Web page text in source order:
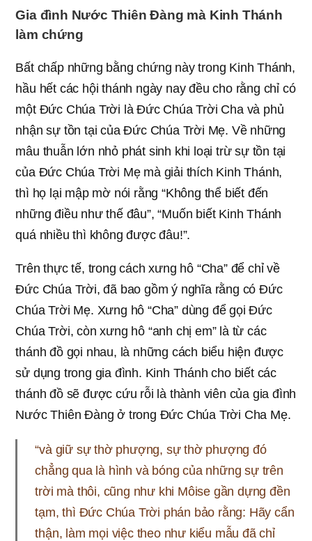
Gia đình Nước Thiên Đàng mà Kinh Thánh
làm chứng
Bất chấp những bằng chứng này trong Kinh Thánh,
hầu hết các hội thánh ngày nay đều cho rằng chỉ có
một Đức Chúa Trời là Đức Chúa Trời Cha và phủ
nhận sự tồn tại của Đức Chúa Trời Mẹ. Về những
mâu thuẫn lớn nhỏ phát sinh khi loại trừ sự tồn tại
của Đức Chúa Trời Mẹ mà giải thích Kinh Thánh,
thì họ lại mập mờ nói rằng “Không thể biết đến
những điều như thế đâu”, “Muốn biết Kinh Thánh
quá nhiều thì không được đâu!”.
Trên thực tế, trong cách xưng hô “Cha” để chỉ về
Đức Chúa Trời, đã bao gồm ý nghĩa rằng có Đức
Chúa Trời Mẹ. Xưng hô “Cha” dùng để gọi Đức
Chúa Trời, còn xưng hô “anh chị em” là từ các
thánh đồ gọi nhau, là những cách biểu hiện được
sử dụng trong gia đình. Kinh Thánh cho biết các
thánh đồ sẽ được cứu rỗi là thành viên của gia đình
Nước Thiên Đàng ở trong Đức Chúa Trời Cha Mẹ.
“và giữ sự thờ phượng, sự thờ phượng đó
chẳng qua là hình và bóng của những sự trên
trời mà thôi, cũng như khi Môise gần dựng đền
tạm, thì Đức Chúa Trời phán bảo rằng: Hãy cẩn
thận, làm mọi việc theo như kiểu mẫu đã chỉ